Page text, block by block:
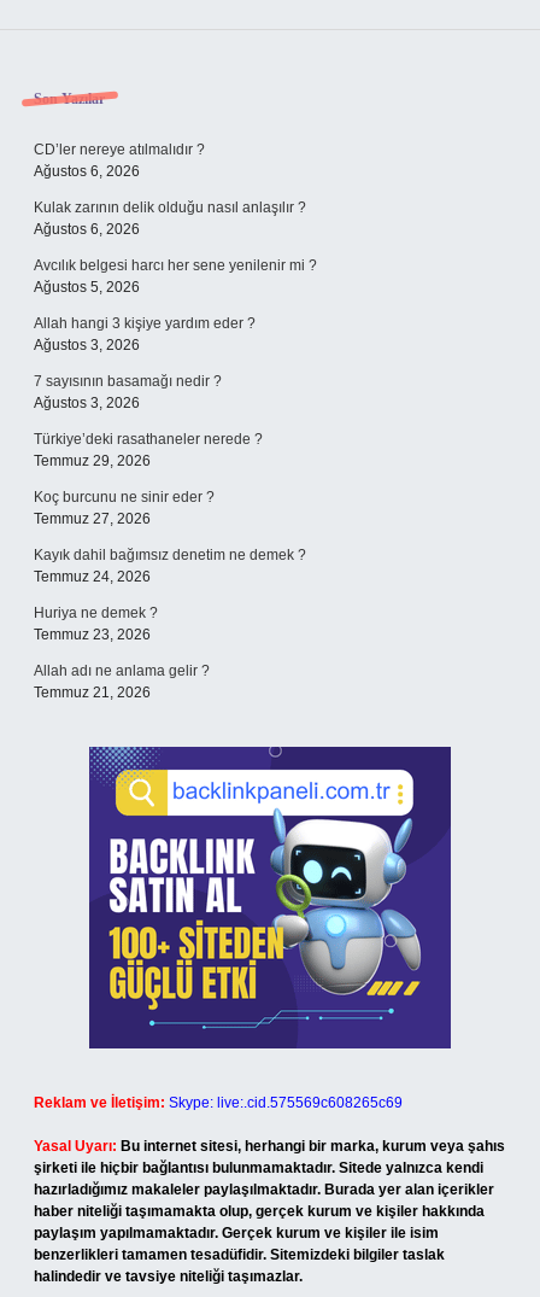
Sidebar
Son Yazılar
CD’ler nereye atılmalıdır ?
Ağustos 6, 2026
Kulak zarının delik olduğu nasıl anlaşılır ?
Ağustos 6, 2026
Avcılık belgesi harcı her sene yenilenir mi ?
Ağustos 5, 2026
Allah hangi 3 kişiye yardım eder ?
Ağustos 3, 2026
7 sayısının basamağı nedir ?
Ağustos 3, 2026
Türkiye’deki rasathaneler nerede ?
Temmuz 29, 2026
Koç burcunu ne sinir eder ?
Temmuz 27, 2026
Kayık dahil bağımsız denetim ne demek ?
Temmuz 24, 2026
Huriya ne demek ?
Temmuz 23, 2026
Allah adı ne anlama gelir ?
Temmuz 21, 2026
Reklam ve İletişim: Skype: live:.cid.575569c608265c69
Yasal Uyarı: Bu internet sitesi, herhangi bir marka, kurum veya şahıs
şirketi ile hiçbir bağlantısı bulunmamaktadır. Sitede yalnızca kendi
hazırladığımız makaleler paylaşılmaktadır. Burada yer alan içerikler
haber niteliği taşımamakta olup, gerçek kurum ve kişiler hakkında
paylaşım yapılmamaktadır. Gerçek kurum ve kişiler ile isim
benzerlikleri tamamen tesadüfidir. Sitemizdeki bilgiler taslak
halindedir ve tavsiye niteliği taşımazlar.